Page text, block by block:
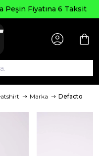
Fiyatına 6 Taksit
Marka Defacto